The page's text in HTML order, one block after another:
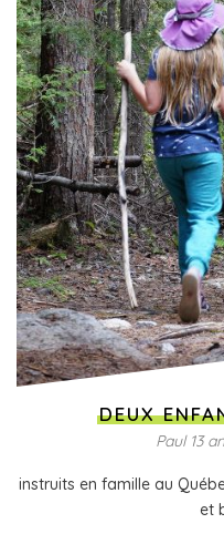
DEUX
Paul 13
instruits en famille au
et